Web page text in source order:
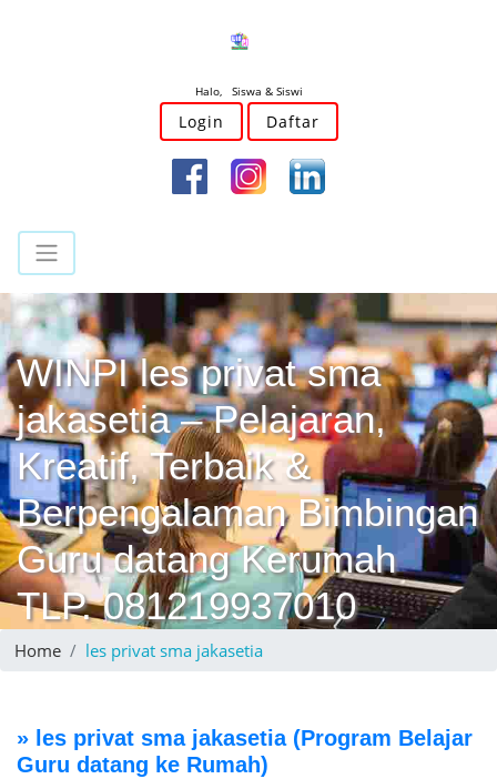
Halo, Siswa & Siswi
Login Daftar
WINPI les privat sma
jakasetia – Pelajaran,
Kreatif, Terbaik &
Berpengalaman Bimbingan
Guru datang Kerumah
TLP. 081219937010
Home les privat sma jakasetia
» les privat sma jakasetia(Program Belajar
Guru datang ke Rumah)